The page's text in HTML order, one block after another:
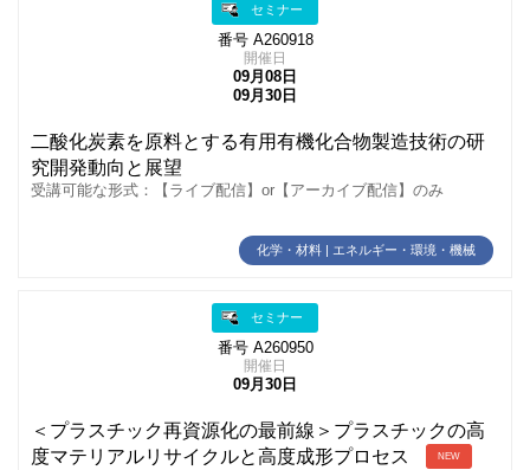
セミナー
番号 A260918
開催日
09月08日
09月30日
二酸化炭素を原料とする有用有機化合物製造技術の研
究開発動向と展望
受講可能な形式：【ライブ配信】or【アーカイブ配信】のみ
化学・材料 | エネルギー・環境・機械
セミナー
番号 A260950
開催日
09月30日
＜プラスチック再資源化の最前線＞プラスチックの高
度マテリアルリサイクルと高度成形プロセス
NEW